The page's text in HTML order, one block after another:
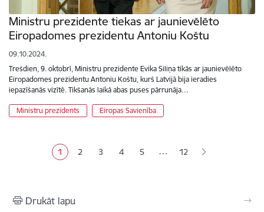
Ministru prezidente tiekas ar jaunievēlēto
Eiropadomes prezidentu Antoniu Koštu
09.10.2024.
Trešdien, 9. oktobrī, Ministru prezidente Evika Siliņa tikās ar jaunievēlēto
Eiropadomes prezidentu Antoniu Koštu, kurš Latvijā bija ieradies
iepazīšanās vizītē. Tikšanās laikā abas puses pārrunāja…
Ministru prezidents Eiropas Savienība
Pašreizējā lapa
1 Lapa
2 Lapa
3 Lapa
4 Lapa
5 … 12
Drukāt lapu